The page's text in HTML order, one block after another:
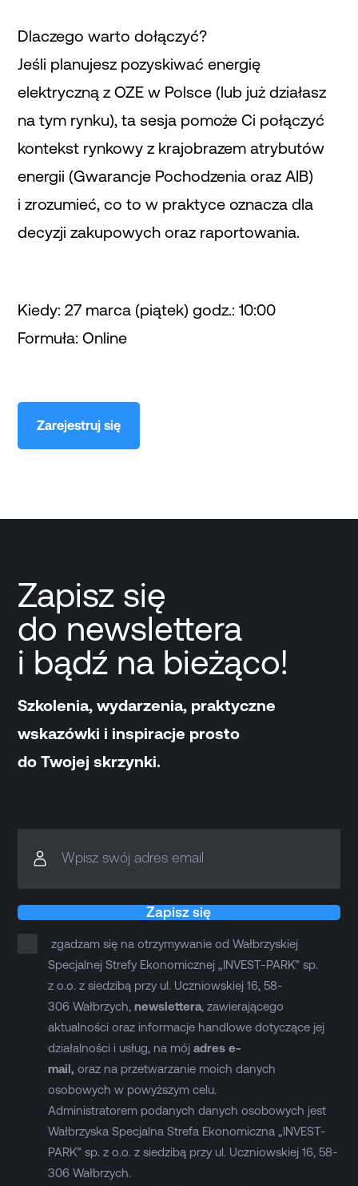
Dlaczego warto dołączyć?
Jeśli planujesz pozyskiwać energię
elektryczną z OZE w Polsce (lub już działasz
na tym rynku), ta sesja pomoże Ci połączyć
kontekst rynkowy z krajobrazem atrybutów
energii (Gwarancje Pochodzenia oraz AIB)
i zrozumieć, co to w praktyce oznacza dla
decyzji zakupowych oraz raportowania.
Kiedy: 27 marca (piątek) godz.: 10:00
Formuła: Online
Zarejestruj się
Zapisz się
do newslettera
i bądź na bieżąco!
Szkolenia, wydarzenia, praktyczne
wskazówki i inspiracje prosto
do Twojej skrzynki.
Wpisz swój adres email
Zapisz się
zgadzam się na otrzymywanie od Wałbrzyskiej
Specjalnej Strefy Ekonomicznej „INVEST-PARK” sp.
z o.o. z siedzibą przy ul. Uczniowskiej 16, 58-
306 Wałbrzych, newslettera, zawierającego
aktualności oraz informacje handlowe dotyczące jej
działalności i usług, na mój adres e-
mail, oraz na przetwarzanie moich danych
osobowych w powyższym celu.
Administratorem podanych danych osobowych jest
Wałbrzyska Specjalna Strefa Ekonomiczna „INVEST-
PARK” sp. z o.o. z siedzibą przy ul. Uczniowskiej 16, 58-
306 Wałbrzych.